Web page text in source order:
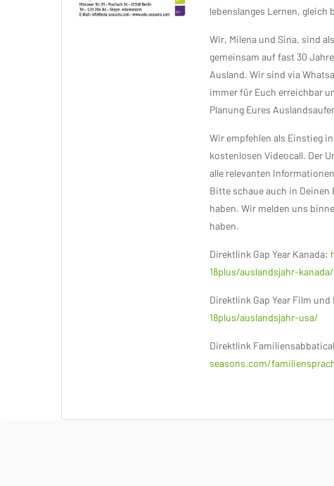
lebenslanges Lernen, gleich
Wir, Milena und Sina, sind
gemeinsam auf fast 30
Ausland. Wir sind via
immer für Euch erreichbar
Planung Eures
Wir empfehlen als Einstieg
kostenlosen Videocall. Der
alle relevanten
Bitte schaue auch in
haben. Wir melden uns
haben.
Direktlink Gap Year Kanada:
18plus/auslandsjahr-kanada/
Direktlink Gap Year Film und
18plus/auslandsjahr-usa/
Direktlink
seasons.com/